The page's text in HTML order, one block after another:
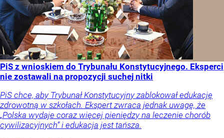
PiS z wnioskiem do Trybunału Konstytucyjnego. Eksperci
nie zostawali na propozycji suchej nitki
PiS chce, aby Trybunał Konstytucyjny zablokował edukację
zdrowotną w szkołach. Ekspert zwraca jednak uwagę, że
„Polska wydaje coraz więcej pieniędzy na leczenie chorób
cywilizacyjnych” i edukacja jest tańsza.